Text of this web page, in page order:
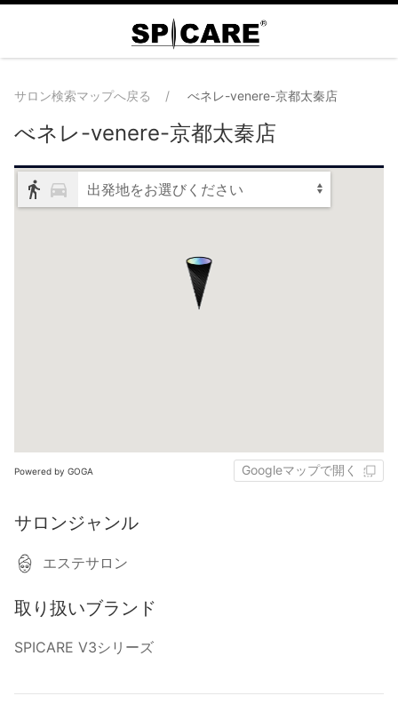
サロン検索マップへ戻る べネレ-venere-京都太秦店
べネレ-venere-京都太秦店
出発地をお選びください
Powered by GOGA Googleマップで開く
サロンジャンル
エステサロン
取り扱いブランド
SPICARE V3シリーズ